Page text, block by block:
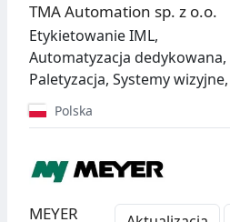
TMA Automation sp. z o.o.
Etykietowanie IML,
Automatyzacja
Paletyzacja, Systemy
Polska
MEYER